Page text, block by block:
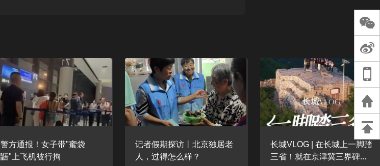
谈过去 谈谈未来
天桥艺术中心一
演出，国际项目
重庆一高校学生
死，官方通报：
刑案，网传遗体
等信息不实
警方通报！女子带"蜜袋
鼯"上飞机被行拘
记者假期探访丨北京独居老
人，过得怎么样？
长城VLOG | 在长城上一脚踏
三省！就在京津冀三界碑...